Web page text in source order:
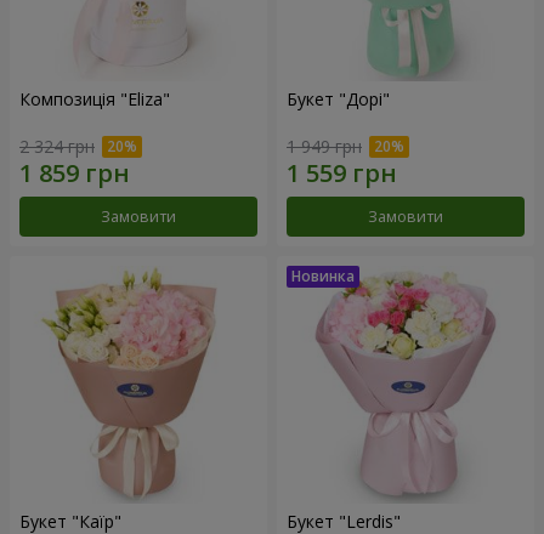
Композиція "Eliza"
2 324 грн
Замовити
Букет "Дорі"
1 949 грн
Замовити
Букет "Каїр" Букет "Lerdis"